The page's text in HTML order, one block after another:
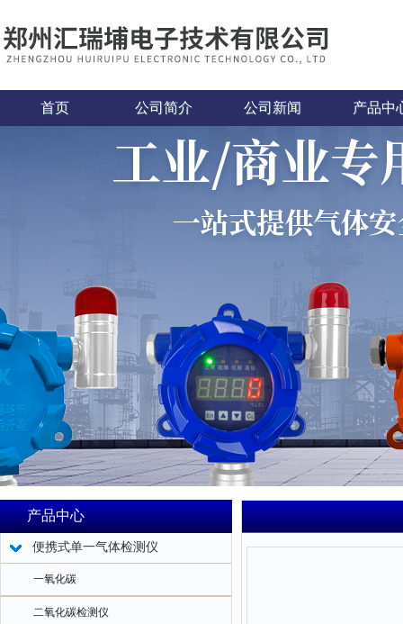
首页 公司简介 公司新闻 产品中
产品中心
便携式单一气体检测仪
一氧化碳
二氧化碳检测仪